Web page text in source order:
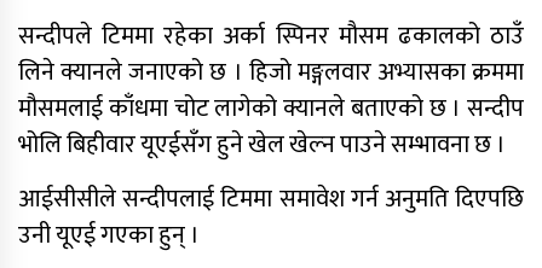
पूर्व गृहमन्त्री गुरुङमाथि छानबिन गर्न
गठित समितिले प्रतिवेदन सरकारलाई
बुझायो
सन्दीपले टिममा रहेका अर्का स्पिनर मौसम ढकालको ठाउँ
लिने क्यानले जनाएको छ । हिजो मङ्गलवार अभ्यासका क्रममा
मौसमलाई काँधमा चोट लागेको क्यानले बताएको छ । सन्दीप
भोलि बिहीवार यूएईसँग हुने खेल खेल्न पाउने सम्भावना छ ।
आईसीसीले सन्दीपलाई टिममा समावेश गर्न अनुमति दिएपछि
उनी यूएई गएका हुन् ।